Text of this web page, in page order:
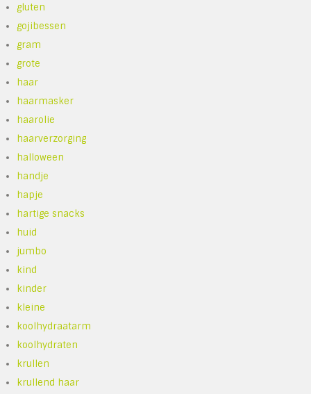
gluten
gojibessen
gram
grote
haar
haarmasker
haarolie
haarverzorging
halloween
handje
hapje
hartige snacks
huid
jumbo
kind
kinder
kleine
koolhydraatarm
koolhydraten
krullen
krullend haar